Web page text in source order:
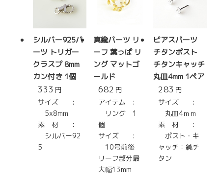
シルバー925パ
ーツ トリガー
クラスプ 8mm
カン付き 1個
333 円
サイズ :
5x8mm
素 材 :
シルバー92
5
真鍮パーツ リ
ーフ 葉っぱ リ
ング マットゴ
ールド
682 円
アイテム :
リング 1
個
サイズ :
10号前後
リーフ部分最
大幅13mm
ピアスパーツ
チタンポスト
チタンキャッチ
丸皿4mm 1ペア
283 円
サイズ :
丸皿4ｍｍ
素 材 :
ポスト・キ
ャッチ：純チ
タン